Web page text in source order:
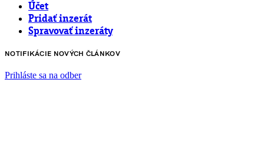
Účet
Pridať inzerát
Spravovať inzeráty
NOTIFIKÁCIE NOVÝCH ČLÁNKOV
Prihláste sa na odber